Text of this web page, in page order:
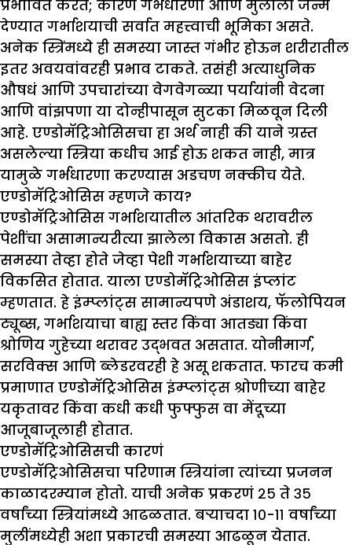
प्रभावित करते; कारण गर्भधारणा आणि मुलाला जन्म
देण्यात गर्भाशयाची सर्वात महत्त्वाची भूमिका असते.
अनेक स्त्रिंमध्ये ही समस्या जास्त गंभीर होऊन शरीरातील
इतर अवयवांवरही प्रभाव टाकते. तसंही अत्याधुनिक
औषधं आणि उपचारांच्या वेगवेगळ्या पर्यायांनी वेदना
आणि वांझपणा या दोन्हीपासून सुटका मिळवून दिली
आहे. एण्डोमॅट्रिओसिसचा हा अर्थ नाही की याने ग्रस्त
असलेल्या स्त्रिया कधीच आई होऊ शकत नाही, मात्र
यामुळे गर्भधारणा करण्यास अडचण नक्कीच येते.
एण्डोमॅट्रिओसिस म्हणजे काय?
एण्डोमॅट्रिओसिस गर्भाशयातील आंतरिक थरावरील
पेशींचा असामान्यरीत्या झालेला विकास असतो. ही
समस्या तेव्हा होते जेव्हा पेशी गर्भाशयाच्या बाहेर
विकसित होतात. याला एण्डोमॅट्रिओसिस इंप्लांट
म्हणतात. हे इंम्प्लांट्स सामान्यपणे अंडाशय, फॅलोपियन
ट्यूब्स, गर्भाशयाचा बाह्य स्तर किंवा आतड्या किंवा
श्रोणिय गुहेच्या थरावर उद्भवत असतात. योनीमार्ग,
सरविक्स आणि ब्लेडरवरही हे असू शकतात. फारच कमी
प्रमाणात एण्डोमॅट्रिओसिस इंम्प्लांट्स श्रोणीच्या बाहेर
यकृतावर किंवा कधी कधी फुफ्फुस वा मेंदूच्या
आजूबाजूलाही होतात.
एण्डोमॅट्रिओसिसची कारणं
एण्डोमॅट्रिओसिसचा परिणाम स्त्रियांना त्यांच्या प्रजनन
काळादरम्यान होतो. याची अनेक प्रकरणं २५ ते ३५
वर्षांच्या स्त्रियांमध्ये आढळतात. बऱ्याचदा १०-११ वर्षांच्या
मुलींमध्येही अशा प्रकारची समस्या आढळून येतात.